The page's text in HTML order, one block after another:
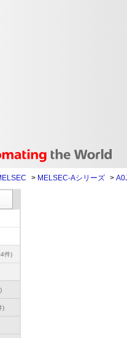
> MELSEC-Aシリーズ >
件)
)